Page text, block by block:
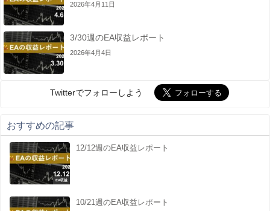
2026年4月11日
3/30週のEA収益レポート
2026年4月4日
Twitterでフォローしよう
おすすめの記事
EA収益
12/12週のEA収益レポート
10/21週のEA収益レポート